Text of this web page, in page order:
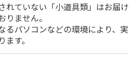
れていない「小道具類」はお届け
ません。
るパソコンなどの環境により、実
す。